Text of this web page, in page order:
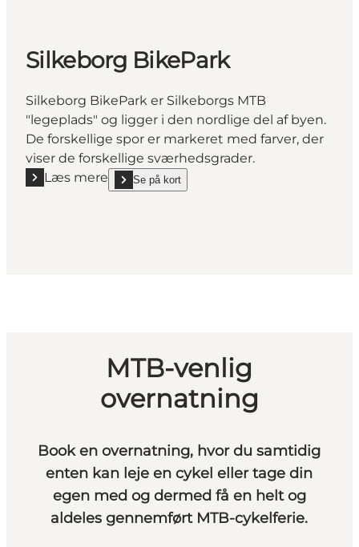
Silkeborg BikePark
Silkeborg BikePark er Silkeborgs MTB
"legeplads" og ligger i den nordlige del af byen.
De forskellige spor er markeret med farver, der
viser de forskellige sværhedsgrader.
Læs mere
Læs mere "Silkeborg BikePark"
Se på kort
show Silkeborg BikePark on_map
MTB-venlig
overnatning
Book en overnatning, hvor du samtidig
enten kan leje en cykel eller tage din
egen med og dermed få en helt og
aldeles gennemført MTB-cykelferie.